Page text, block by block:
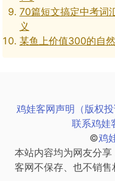
70篇短文搞定中考
义
某鱼上价值300的自
鸡娃客网声明（版权投
联系鸡娃
©鸡
本站内容均为网友分
客网不保存、也不销